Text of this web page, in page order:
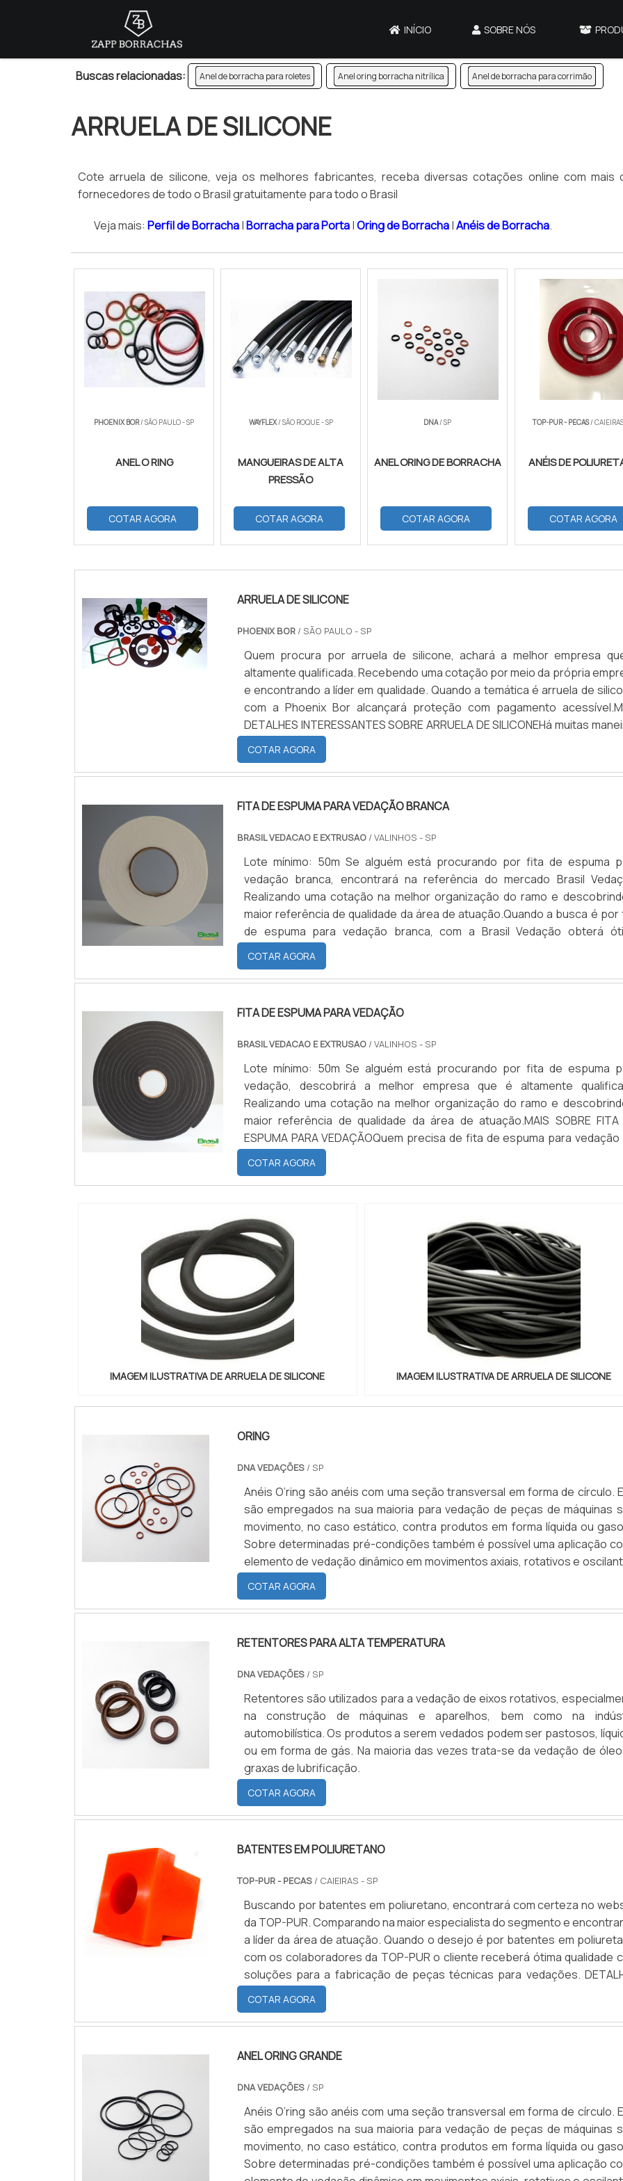
INÍCIO SOBRE NÓS
Buscas relacionadas: Anel de borracha para roletes Anel oring borracha nitrílica Anel de borracha para corrimão
ARRUELA DE SILICONE
Cote arruela de silicone, veja os melhores fabricantes, receba diversas cotações online com mais
fornecedores de todo o Brasil gratuitamente para todo o Brasil
Veja mais: Perfil de Borracha|Borracha para Porta|Oring de Borracha|Anéis de Borracha.
PHOENIX BOR/ SÃO PAULO - SP
ANEL O RING
COTAR AGORA
WAYFLEX/ SÃO ROQUE - SP
MANGUEIRAS DE ALTA
PRESSÃO
COTAR AGORA
DNA/ SP
ANEL ORING DE BORRACHA
COTAR AGORA
TOP-PUR - PECAS/
ANÉIS DE
COTAR AGORA
ARRUELA DE SILICONE
PHOENIX BOR / SÃO PAULO - SP
Quem procura por arruela de silicone, achará a melhor empresa
altamente qualificada. Recebendo uma cotação por meio da própria
e encontrando a líder em qualidade. Quando a temática é arruela de
com a Phoenix Bor alcançará proteção com pagamento
DETALHES INTERESSANTES SOBRE ARRUELA DE SILICONEHá muitas
eficientes de demonstrar competência e excelência em sua área de
A Phoenix Bor f...
COTAR AGORA
FITA DE ESPUMA PARA VEDAÇÃO BRANCA
BRASIL VEDACAO E EXTRUSAO / VALINHOS - SP
Lote mínimo: 50m Se alguém está procurando por fita de espuma
vedação branca, encontrará na referência do mercado Brasil
Realizando uma cotação na melhor organização do ramo e
maior referência de qualidade da área de atuação.Quando a busca é por
de espuma para vedação branca, com a Brasil Vedação obterá
qualidade com cores sólidas e duráveis, que não desbotam ou
SOBRE FITA DE ESPUMA P...
COTAR AGORA
FITA DE ESPUMA PARA VEDAÇÃO
BRASIL VEDACAO E EXTRUSAO / VALINHOS - SP
Lote mínimo: 50m Se alguém está procurando por fita de espuma
vedação, descobrirá a melhor empresa que é altamente
Realizando uma cotação na melhor organização do ramo e
maior referência de qualidade da área de atuação.MAIS SOBRE FITA
ESPUMA PARA VEDAÇÃOQuem precisa de fita de espuma para vedação
uma empresa inovadora, consegue encontrar o site da Brasil Vedação.
possível encontrar borrachas fabri...
COTAR AGORA
IMAGEM ILUSTRATIVA DE ARRUELA DE SILICONE IMAGEM ILUSTRATIVA DE ARRUELA DE SILICONE
ORING
DNA VEDAÇÕES/ SP
Anéis O’ring são anéis com uma seção transversal em forma de círculo.
são empregados na sua maioria para vedação de peças de máquinas
movimento, no caso estático, contra produtos em forma líquida ou
Sobre determinadas pré-condições também é possível uma aplicação
elemento de vedação dinâmico em movimentos axiais, rotativos e
Os anéis o’rings são encontrados nos mais variados tipos de
durezas, dependendo somente de sua aplicação. Os anéis O’rings
alojados em ranhuras pré-dimensionadas, que submete a seção do
pressão do fluído exercido sobre o anel faz com que ele deforme-
comprimindo-o contra a extremidade oposta à ranhura, vedando o sistema.
COTAR AGORA
RETENTORES PARA ALTA TEMPERATURA
DNA VEDAÇÕES/ SP
Retentores são utilizados para a vedação de eixos rotativos,
na construção de máquinas e aparelhos, bem como na
automobilística. Os produtos a serem vedados podem ser pastosos, líquidos
ou em forma de gás. Na maioria das vezes trata-se da vedação de
graxas de lubrificação.
COTAR AGORA
BATENTES EM POLIURETANO
TOP-PUR - PECAS/ CAIEIRAS - SP
Buscando por batentes em poliuretano, encontrará com certeza no
da TOP-PUR. Comparando na maior especialista do segmento e
a líder da área de atuação. Quando o desejo é por batentes em
com os colaboradores da TOP-PUR o cliente receberá ótima qualidade
soluções para a fabricação de peças técnicas para vedações.
SOBRE BATENTES EM POLIURETANO A TOP-PUR objetiva seus recursos
oferecer aos parceiros uma estrutura com escritório de alta qualidade
são realizadas as atividades e equipamentos de última geração, tudo
maneiras eficientes de uma empresa demonstrar competência,
destaque em sua área de atuação. A TOP-PUR se mostra referência por
Soluções para a fabricação de peças técnicas para vedações; Peças
técnicas em poliuretano e plásticos industriais sempre de forma
Estrutura suficiente para atender todas as demandas; Equipe multidisciplinar
de consultores associados. Ainda tratando-se de batentes em
na essência da empresa, a mesma deve prezar pelos produtos e
COTAR AGORA
ANEL ORING GRANDE
DNA VEDAÇÕES/ SP
Anéis O’ring são anéis com uma seção transversal em forma de círculo.
são empregados na sua maioria para vedação de peças de máquinas
movimento, no caso estático, contra produtos em forma líquida ou
Sobre determinadas pré-condições também é possível uma aplicação